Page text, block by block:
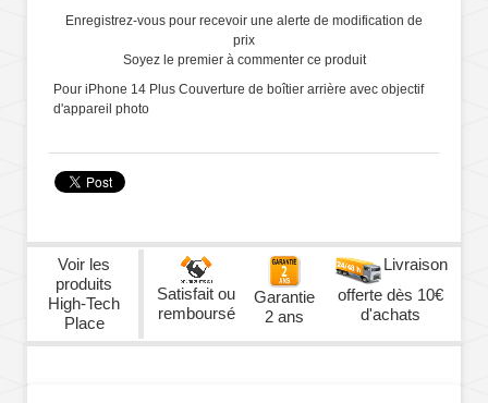
Enregistrez-vous pour recevoir une alerte de modification de
prix
Soyez le premier à commenter ce produit
Pour iPhone 14 Plus Couverture de boîtier arrière avec objectif
d'appareil photo
Voir les
produits
High-Tech
Place
Satisfait ou
remboursé
Garantie
2 ans
Livraison
offerte dès 10€
d'achats